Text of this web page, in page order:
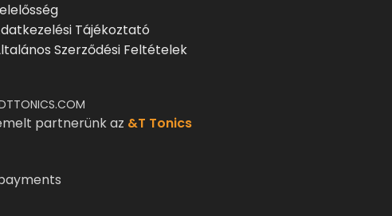
Tájékoztató
Szerződési Feltételek
partnerünk az &T Tonics